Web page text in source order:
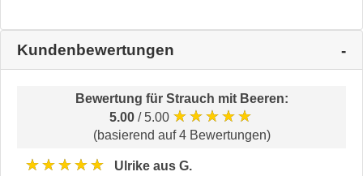
Kundenbewertungen
Bewertung für Strauch mit Beeren:
5.00 / 5.00 ★★★★★
(basierend auf 4 Bewertungen)
★★★★★
Ulrike aus G.